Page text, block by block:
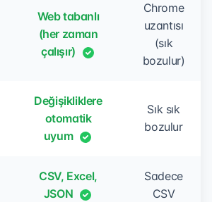
Web tabanlı
(her zaman
çalışır)
Chrome
uzantısı
(sık
bozulur)
Değişikliklere
otomatik
uyum
Sık sık
bozulur
CSV, Excel,
JSON
Sadece
CSV